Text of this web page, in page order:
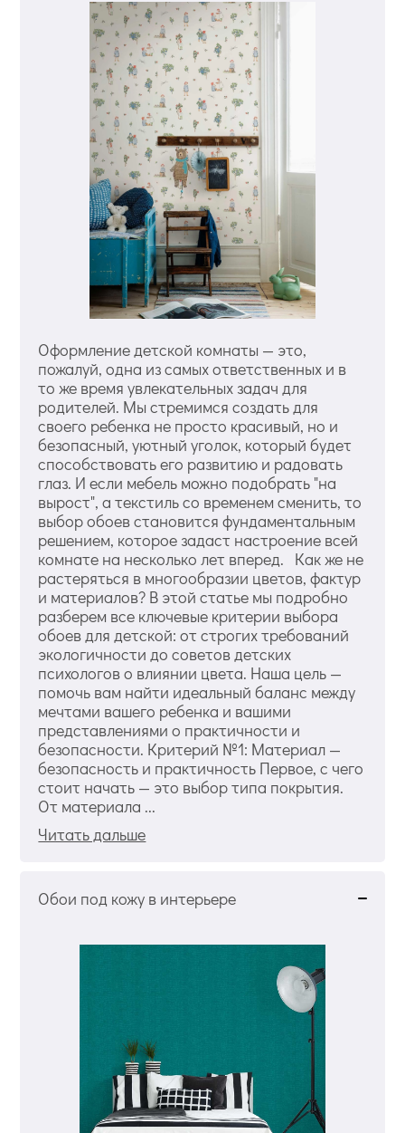
Оформление детской комнаты — это,
пожалуй, одна из самых ответственных и в
то же время увлекательных задач для
родителей. Мы стремимся создать для
своего ребенка не просто красивый, но и
безопасный, уютный уголок, который будет
способствовать его развитию и радовать
глаз. И если мебель можно подобрать "на
вырост", а текстиль со временем сменить, то
выбор обоев становится фундаментальным
решением, которое задаст настроение всей
комнате на несколько лет вперед. Как же не
растеряться в многообразии цветов, фактур
и материалов? В этой статье мы подробно
разберем все ключевые критерии выбора
обоев для детской: от строгих требований
экологичности до советов детских
психологов о влиянии цвета. Наша цель —
помочь вам найти идеальный баланс между
мечтами вашего ребенка и вашими
представлениями о практичности и
безопасности. Критерий №1: Материал —
безопасность и практичность Первое, с чего
стоит начать — это выбор типа покрытия.
От материала ...
Читать дальше
Обои под кожу в интерьере